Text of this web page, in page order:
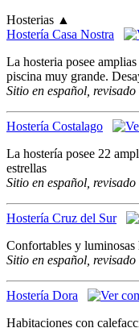
Hosterias ▲
Hostería Casa Nostra
La hosteria posee
piscina muy grande.
Sitio en español,
Hostería Costalago
La hostería posee 22
estrellas
Sitio en español,
Hostería Cruz del Sur
Confortables y luminosas
Sitio en español,
Hostería Dora
Habitaciones con